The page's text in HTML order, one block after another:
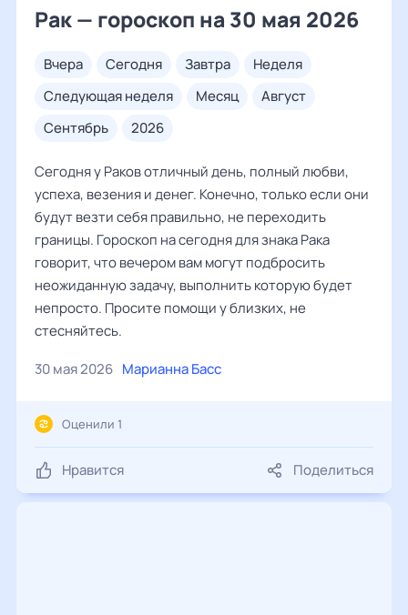
Рак — гороскоп на 30 мая 2026
вчера сегодня завтра
неделя
следующая неделя
месяц
август
сентябрь
2026
Сегодня у Раков отличный день, полный любви,
успеха, везения и денег. Конечно, только если они
будут везти себя правильно, не переходить
границы. Гороскоп на сегодня для знака Рака
говорит, что вечером вам могут подбросить
неожиданную задачу, выполнить которую будет
непросто. Просите помощи у близких, не
стесняйтесь.
30 мая 2026 Марианна Басс
Нравится Поделиться
Оценили 1